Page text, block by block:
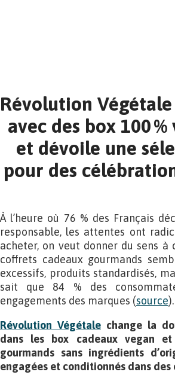
Révolution
avec des box 100
et dévoile une
pour des
À l’heure où 76 % des Français
responsable, les attentes ont
acheter, on veut donner du sens à
coffrets cadeaux gourmands
excessifs, produits standardisés,
sait que 84 % des
engagements des marques (source).
Révolution Végétalechange la
dans les box cadeaux vegan et
gourmands sans ingrédients
engagées et conditionnés dans des